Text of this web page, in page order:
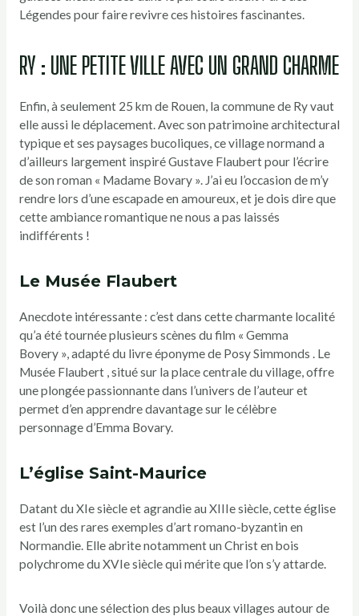
Légendes pour faire revivre ces histoires fascinantes.
RY : UNE PETITE VILLE AVEC UN GRAND CHARME
Enfin, à seulement 25 km de Rouen, la commune de Ry vaut
elle aussi le déplacement. Avec son patrimoine architectural
typique et ses paysages bucoliques, ce village normand a
d’ailleurs largement inspiré Gustave Flaubert pour l’écrire
de son roman « Madame Bovary ». J’ai eu l’occasion de m’y
rendre lors d’une escapade en amoureux, et je dois dire que
cette ambiance romantique ne nous a pas laissés
indifférents !
Le Musée Flaubert
Anecdote intéressante : c’est dans cette charmante localité
qu’a été tournée plusieurs scènes du film « Gemma
Bovery », adapté du livre éponyme de Posy Simmonds . Le
Musée Flaubert , situé sur la place centrale du village, offre
une plongée passionnante dans l’univers de l’auteur et
permet d’en apprendre davantage sur le célèbre
personnage d’Emma Bovary.
L’église Saint-Maurice
Datant du XIe siècle et agrandie au XIIIe siècle, cette église
est l’un des rares exemples d’art romano-byzantin en
Normandie. Elle abrite notamment un Christ en bois
polychrome du XVIe siècle qui mérite que l’on s’y attarde.
Voilà donc une sélection des plus beaux villages autour de